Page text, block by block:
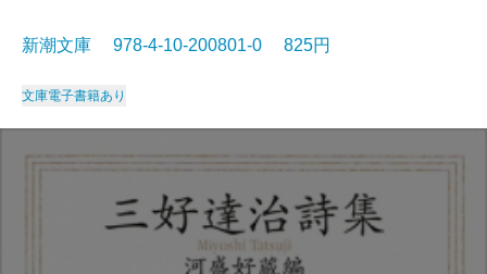
新潮文庫 978-4-10-200801-0 825円
文庫電子書籍あり